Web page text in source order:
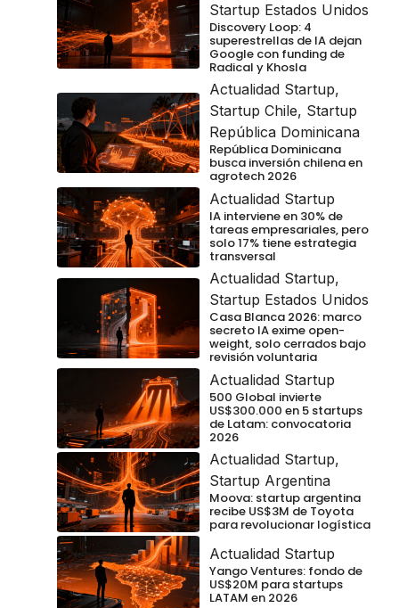
Startup Estados Unidos
Discovery Loop: 4
superestrellas de IA dejan
Google con funding de
Radical y Khosla
Actualidad Startup,
Startup Chile, Startup
República Dominicana
República Dominicana
busca inversión chilena en
agrotech 2026
Actualidad Startup
IA interviene en 30% de
tareas empresariales, pero
solo 17% tiene estrategia
transversal
Actualidad Startup,
Startup Estados Unidos
Casa Blanca 2026: marco
secreto IA exime open-
weight, solo cerrados bajo
revisión voluntaria
Actualidad Startup
500 Global invierte
US$300.000 en 5 startups
de Latam: convocatoria
2026
Actualidad Startup,
Startup Argentina
Moova: startup argentina
recibe US$3M de Toyota
para revolucionar logística
Actualidad Startup
Yango Ventures: fondo de
US$20M para startups
LATAM en 2026